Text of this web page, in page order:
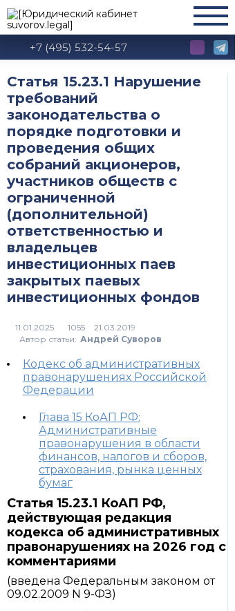
+7 (495) 532-54-57
Статья 15.23.1 Нарушение
требований
законодательства о
порядке подготовки и
проведения общих
собраний акционеров,
участников обществ с
ограниченной
(дополнительной)
ответственностью и
владельцев
инвестиционных паев
закрытых паевых
инвестиционных фондов
1055
Автор статьи: Андрей Суворов
Кодекс об административных
правонарушениях Российской
Федерации
Глава 15 КоАП РФ:
Административные
правонарушения в области
финансов, налогов и сборов,
страхования, рынка ценных
бумаг
Статья 15.23.1 КоАП РФ,
действующая редакция
кодекса об административных
правонарушениях на 2026 год с
комментариями
(введена Федеральным законом от
09.02.2009 N 9-ФЗ)